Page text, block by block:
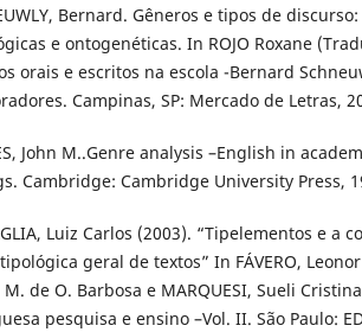
Bernard. Gêneros e tipos de
e ontogenéticas. In ROJO Roxane
orais e escritos na escola -Bernard
Campinas, SP: Mercado de Letras,
John M..Genre analysis –English in
Cambridge: Cambridge University Press,
Luiz Carlos (2003). “Tipelementos e a
geral de textos” In FÁVERO, Leonor
M. de O. Barbosa e MARQUESI, Sueli
pesquisa e ensino –Vol. II. São Paulo: